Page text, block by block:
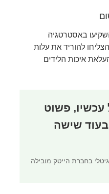
באסטרטגיה
להוריד את עלות
תוך העלאת איכות הלידים
פשוט
בעוד שישה
בחברת הייטק מובילה